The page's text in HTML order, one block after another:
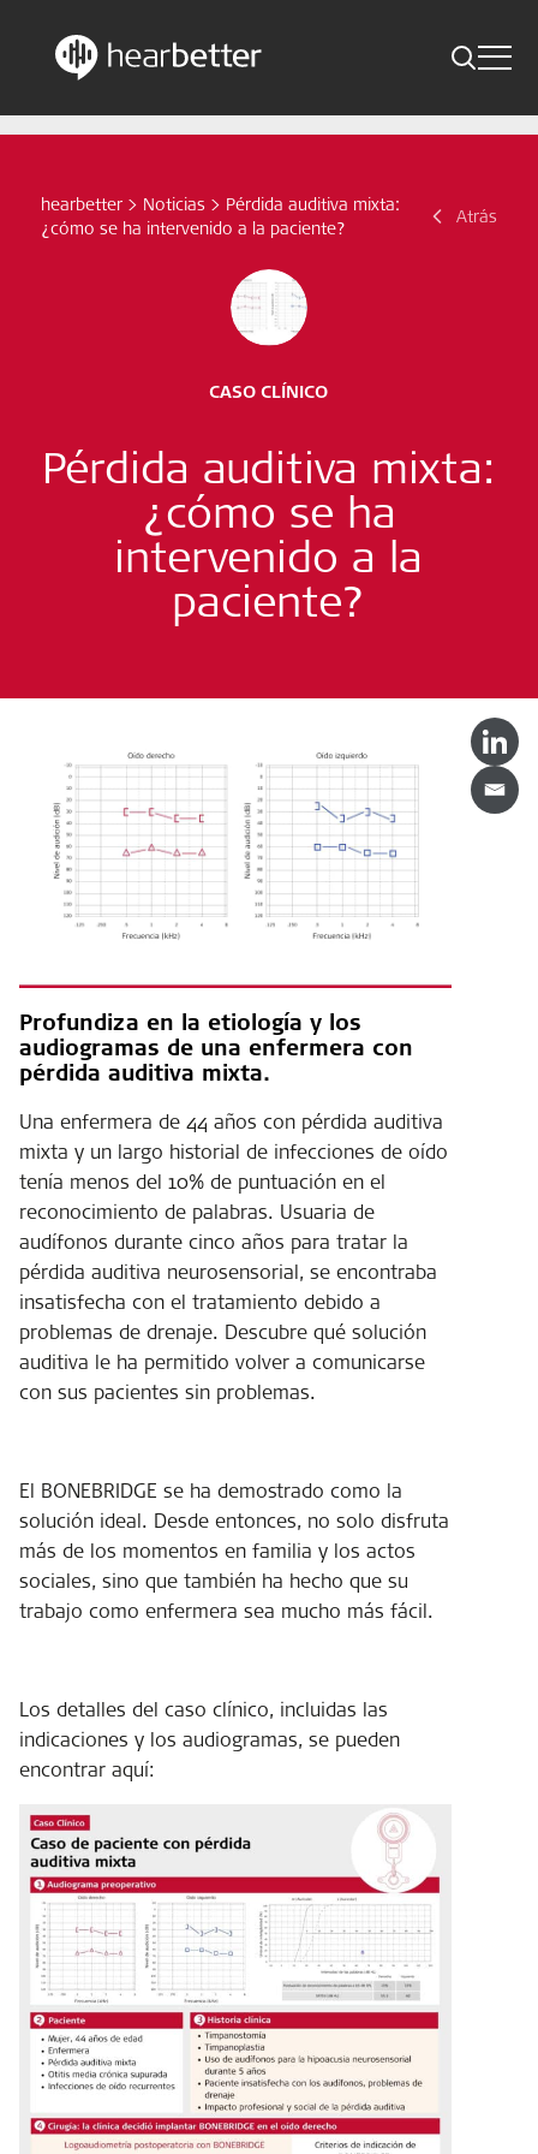
Skip
Toggle
Indicaciones
Noticias
Suscríbete ahora
hearbetter > Noticias > Pérdida auditiva mixta:
¿cómo se ha intervenido a la paciente?
Atrás
CASO CLÍNICO
Pérdida auditiva mixta:
¿cómo se ha
intervenido a la
paciente?
Profundiza en la etiología y los
audiogramas de una enfermera con
pérdida auditiva mixta.
Una enfermera de 44 años con pérdida auditiva
mixta y un largo historial de infecciones de oído
tenía menos del 10% de puntuación en el
reconocimiento de palabras. Usuaria de
audífonos durante cinco años para tratar la
pérdida auditiva neurosensorial, se encontraba
insatisfecha con el tratamiento debido a
problemas de drenaje. Descubre qué solución
auditiva le ha permitido volver a comunicarse
con sus pacientes sin problemas.
El BONEBRIDGE se ha demostrado como la
solución ideal. Desde entonces, no solo disfruta
más de los momentos en familia y los actos
sociales, sino que también ha hecho que su
trabajo como enfermera sea mucho más fácil.
Los detalles del caso clínico, incluidas las
indicaciones y los audiogramas, se pueden
encontrar aquí: